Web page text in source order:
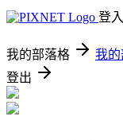
登入
我的部落格 我的
登出